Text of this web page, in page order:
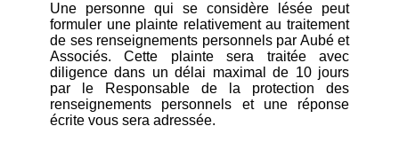
Une personne qui se considère lésée peut
formuler une plainte relativement au traitement
de ses renseignements personnels par Aubé et
Associés. Cette plainte sera traitée avec
diligence dans un délai maximal de 10 jours
par le Responsable de la protection des
renseignements personnels et une réponse
écrite vous sera adressée.